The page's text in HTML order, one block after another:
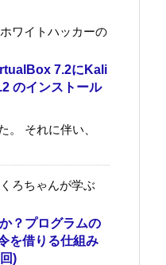
ホワイトハッカーの
7.2にKali
のインストール
。 それに伴い、
くろちゃんが学ぶ
？プログラムの
を借りる仕組み
)